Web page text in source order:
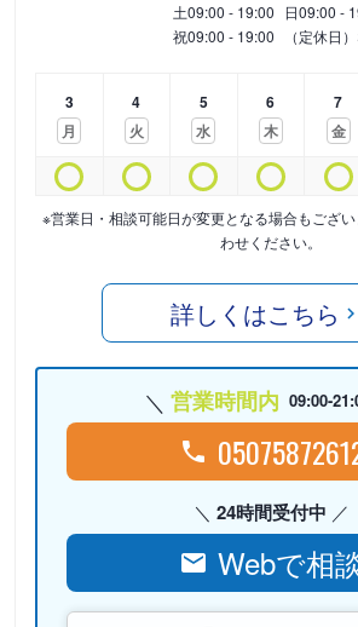
土09:00 - 19:00 日09:00 -
祝09:00 - 19:00 （定休日
3
月
4
火
5
水
6
木
7
金
※営業日・相談可能日が変更となる場合もござ
わせください。
詳しくはこちら
営業時間内 09:00-
24時間受付中
Webで相